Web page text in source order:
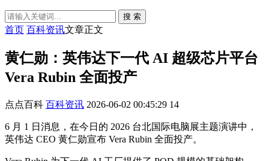
搜 索
首页 百科资讯文章正文
黄仁勋：英伟达下一代 AI 超级芯片平台
Vera Rubin 全面投产
点点百科 百科资讯 2026-06-02 00:45:29 14
6 月 1 日消息，在今日的 2026 台北国际电脑展主题演讲中，
英伟达 CEO 黄仁勋宣布 Vera Rubin 全面投产。